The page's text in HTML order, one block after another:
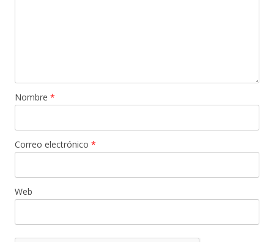
Nombre *
Correo electrónico *
Web